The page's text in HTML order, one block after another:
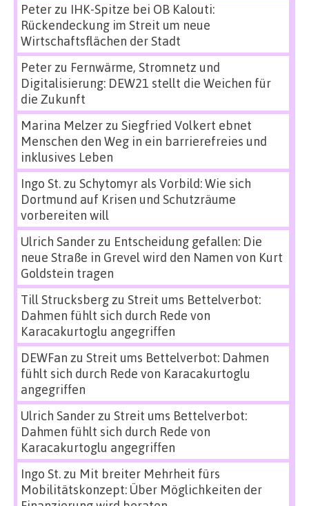
Peterzu IHK-Spitze bei OB Kalouti:
Rückendeckung im Streit um neue
Wirtschaftsflächen der Stadt
Peterzu Fernwärme, Stromnetz und
Digitalisierung: DEW21 stellt die Weichen für
die Zukunft
Marina Melzerzu Siegfried Volkert ebnet
Menschen den Weg in ein barrierefreies und
inklusives Leben
Ingo St.zu Schytomyr als Vorbild: Wie sich
Dortmund auf Krisen und Schutzräume
vorbereiten will
Ulrich Sanderzu Entscheidung gefallen: Die
neue Straße in Grevel wird den Namen von Kurt
Goldstein tragen
Till Strucksbergzu Streit ums Bettelverbot:
Dahmen fühlt sich durch Rede von
Karacakurtoglu angegriffen
DEWFan zu Streit ums Bettelverbot: Dahmen
fühlt sich durch Rede von Karacakurtoglu
angegriffen
Ulrich Sanderzu Streit ums Bettelverbot:
Dahmen fühlt sich durch Rede von
Karacakurtoglu angegriffen
Ingo St.zu Mit breiter Mehrheit fürs
Mobilitätskonzept: Über Möglichkeiten der